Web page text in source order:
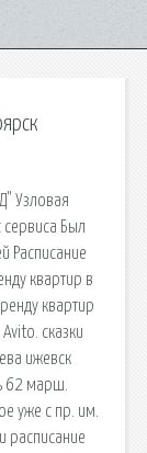
Узловая
сервиса Был
Расписание
квартир в
квартир
сказки
ижевск
62 марш.
уже с пр. им.
расписание